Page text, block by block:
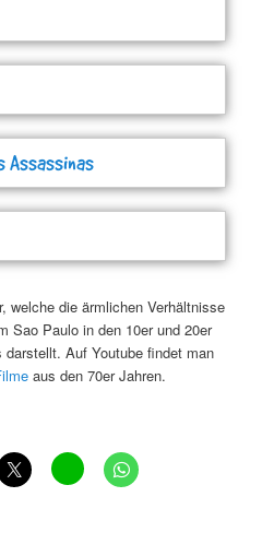
Assassinas
welche die ärmlichen Verhältnisse
Sao Paulo in den 10er und 20er
Auf Youtube findet man
aus den 70er Jahren.